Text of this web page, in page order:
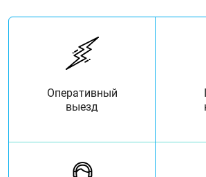
Оперативный
выезд